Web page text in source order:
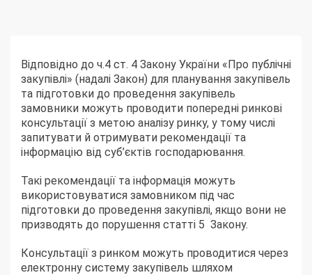
Відповідно до ч.4 ст. 4 Закону України «Про публічні
закупівлі» (надалі Закон) для планування закупівель
та підготовки до проведення закупівель
замовники можуть проводити попередні ринкові
консультації з метою аналізу ринку, у тому числі
запитувати й отримувати рекомендації та
інформацію від суб’єктів господарювання.
Такі рекомендації та інформація можуть
використовуватися замовником під час
підготовки до проведення закупівлі, якщо вони не
призводять до порушення статті 5 Закону.
Консультації з ринком можуть проводитися через
електронну систему закупівель шляхом